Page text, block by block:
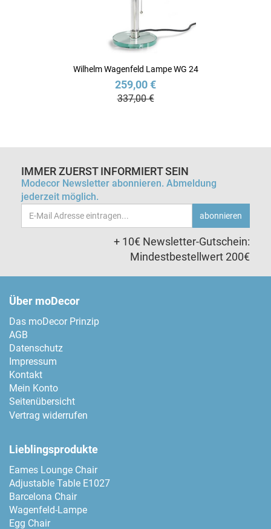
Wilhelm Wagenfeld Lampe WG 24
259,00 €
337,00 €
IMMER ZUERST INFORMIERT SEIN
Modecor Newsletter abonnieren. Abmeldung
jederzeit möglich.
Email-
Adresse
abonnieren
+ 10€ Newsletter-Gutschein:
Mindestbestellwert 200€
Über moDecor
Das moDecor Prinzip
AGB
Datenschutz
Impressum
Kontakt
Mein Konto
Seitenübersicht
Vertrag widerrufen
Lieblingsprodukte
Eames Lounge Chair
Adjustable Table E1027
Barcelona Chair
Wagenfeld-Lampe
Egg Chair